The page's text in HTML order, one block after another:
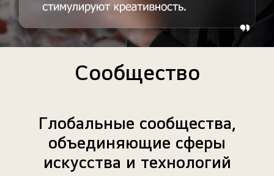
Сообщество
Глобальные сообщества,
объединяющие сферы
искусства и технологий